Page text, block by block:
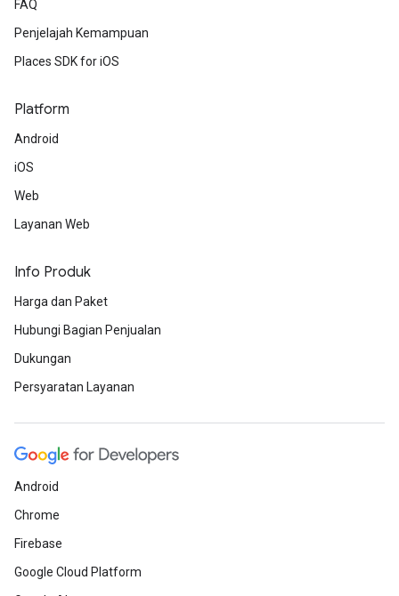
FAQ
Penjelajah Kemampuan
Places SDK for iOS
Platform
Android
iOS
Web
Layanan Web
Info Produk
Harga dan Paket
Hubungi Bagian Penjualan
Dukungan
Persyaratan Layanan
Android
Chrome
Firebase
Google Cloud Platform